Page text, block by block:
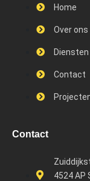
Home
Over ons
Diensten
Contact
Contact
4524 AP